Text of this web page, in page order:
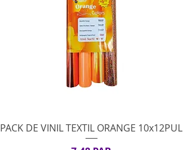
Vista rápida
PACK DE VINIL TEXTIL ORANGE 10x12PUL